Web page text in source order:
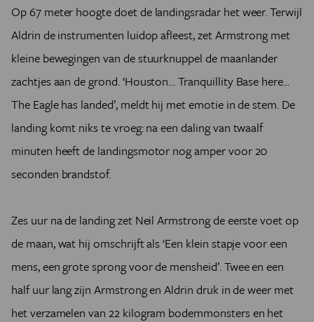
Op 67 meter hoogte doet de landingsradar het weer. Terwijl
Aldrin de instrumenten luidop afleest, zet Armstrong met
kleine bewegingen van de stuurknuppel de maanlander
zachtjes aan de grond. ‘Houston… Tranquillity Base here...
The Eagle has landed’, meldt hij met emotie in de stem. De
landing komt niks te vroeg: na een daling van twaalf
minuten heeft de landingsmotor nog amper voor 20
seconden brandstof.
Zes uur na de landing zet Neil Armstrong de eerste voet op
de maan, wat hij omschrijft als ‘Een klein stapje voor een
mens, een grote sprong voor de mensheid’. Twee en een
half uur lang zijn Armstrong en Aldrin druk in de weer met
het verzamelen van 22 kilogram bodemmonsters en het